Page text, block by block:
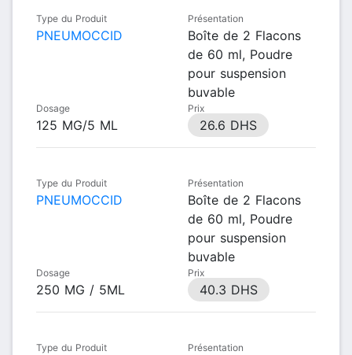
Type du Produit
PNEUMOCCID
Présentation
Boîte de 2 Flacons
de 60 ml, Poudre
pour suspension
buvable
Dosage
125 MG/5 ML
Prix
26.6 DHS
Type du Produit
PNEUMOCCID
Présentation
Boîte de 2 Flacons
de 60 ml, Poudre
pour suspension
buvable
Dosage
250 MG / 5ML
Prix
40.3 DHS
Type du Produit Présentation